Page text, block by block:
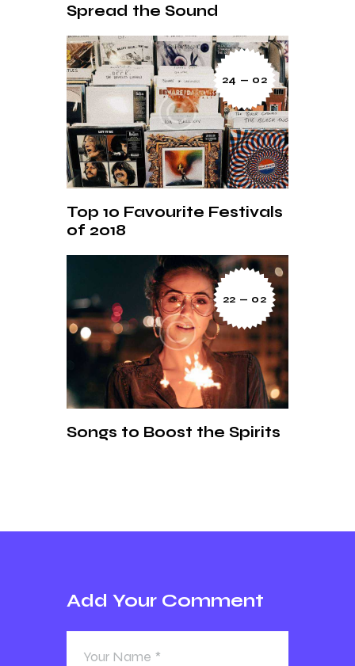
Spread the Sound
24 — 02
Top 10 Favourite Festivals
of 2018
22 — 02
Songs to Boost the Spirits
Add Your Comment